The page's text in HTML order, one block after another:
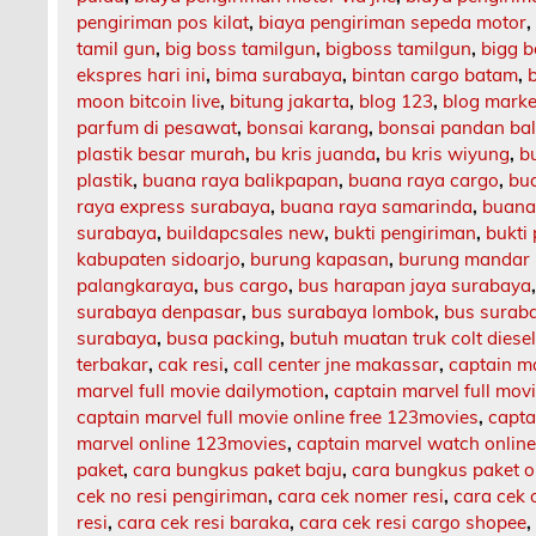
pengiriman pos kilat, biaya pengiriman sepeda motor,
tamil gun, big boss tamilgun, bigboss tamilgun, bigg
ekspres hari ini, bima surabaya, bintan cargo batam,
moon bitcoin live, bitung jakarta, blog 123, blog
parfum di pesawat, bonsai karang, bonsai pandan
plastik besar murah, bu kris juanda, bu kris wiyung,
plastik, buana raya balikpapan, buana raya cargo,
raya express surabaya, buana raya samarinda,
surabaya, buildapcsales new, bukti pengiriman, bukti
kabupaten sidoarjo, burung kapasan, burung mandar
palangkaraya, bus cargo, bus harapan jaya surabaya
surabaya denpasar, bus surabaya lombok, bus
surabaya, busa packing, butuh muatan truk colt diesel
terbakar,cak resi,call center jne makassar,captain
marvel full movie dailymotion,captain marvel full
captain marvel full movie online free 123movies,
marvel online 123movies,captain marvel watch
paket,cara bungkus paket baju,cara bungkus paket
cek no resi pengiriman,cara cek nomer resi,cara cek
resi,cara cek resi baraka,cara cek resi cargo shopee,